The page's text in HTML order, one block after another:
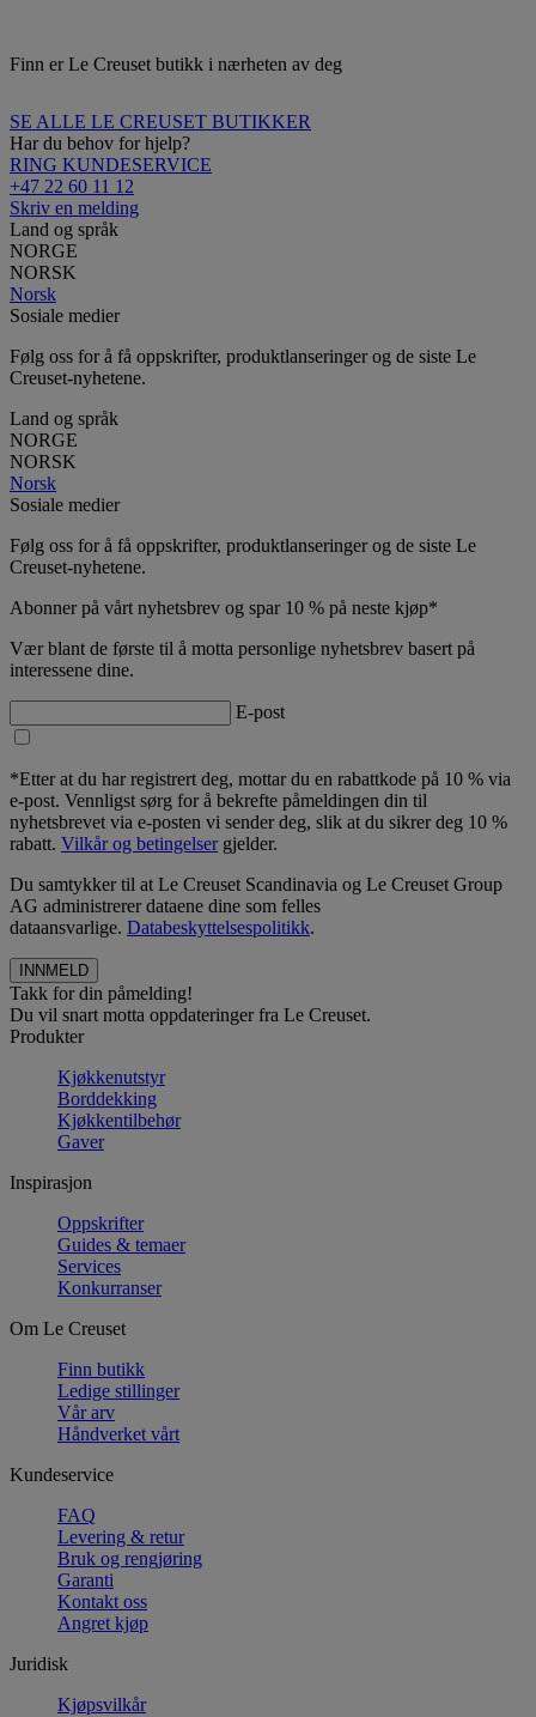
Finn er Le Creuset butikk i nærheten av deg
SE ALLE LE CREUSET BUTIKKER
Har du behov for hjelp?
RING KUNDESERVICE
+47 22 60 11 12
Skriv en melding
Land og språk
NORGE
NORSK
Norsk
Sosiale medier
Følg oss for å få oppskrifter, produktlanseringer og de siste Le
Creuset-nyhetene.
Land og språk
NORGE
NORSK
Norsk
Sosiale medier
Følg oss for å få oppskrifter, produktlanseringer og de siste Le
Creuset-nyhetene.
Abonner på vårt nyhetsbrev og spar 10 % på neste kjøp*
Vær blant de første til å motta personlige nyhetsbrev basert på
interessene dine.
E-post
*Etter at du har registrert deg, mottar du en rabattkode på 10 % via
e-post. Vennligst sørg for å bekrefte påmeldingen din til
nyhetsbrevet via e-posten vi sender deg, slik at du sikrer deg 10 %
rabatt. Vilkår og betingelsergjelder.
Du samtykker til at Le Creuset Scandinavia og Le Creuset Group
AG administrerer dataene dine som felles
dataansvarlige. Databeskyttelsespolitikk.
Takk for din påmelding!
Du vil snart motta oppdateringer fra Le Creuset.
Produkter
Kjøkkenutstyr
Borddekking
Kjøkkentilbehør
Gaver
Inspirasjon
Oppskrifter
Guides & temaer
Services
Konkurranser
Om Le Creuset
Finn butikk
Ledige stillinger
Vår arv
Håndverket vårt
Kundeservice
FAQ
Levering & retur
Bruk og rengjøring
Garanti
Kontakt oss
Angret kjøp
Juridisk
Kjøpsvilkår